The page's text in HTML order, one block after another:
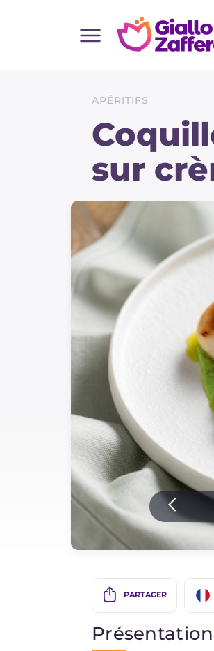
Toutes les recettes
Plats principaux
Accompagnement
Pizzas et focaccia
Gateaux et patisserie
Dernieres recettes
Instagram
YouTube
APÉRITIFS
sur
PARTAGER
Présentation